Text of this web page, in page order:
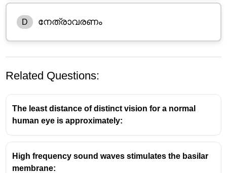
D നേത്രാവരണം
റെറ്റിന
Related Questions:
The least distance of distinct vision for a normal
human eye is approximately:
High frequency sound waves stimulates the basilar
membrane: